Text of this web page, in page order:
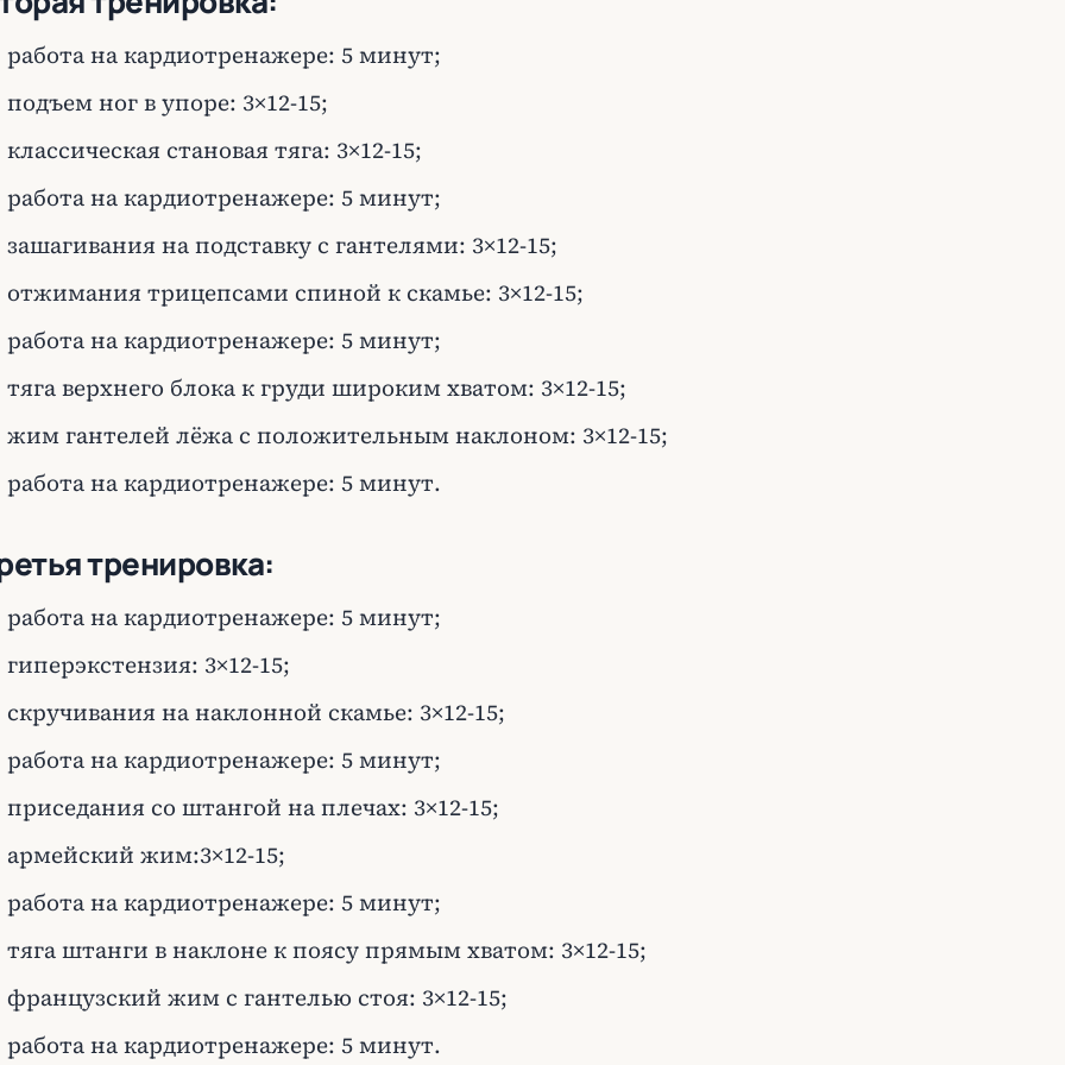
работа на кардиотренажере: 5 минут;
подъем ног в упоре: 3×12-15;
классическая становая тяга: 3×12-15;
работа на кардиотренажере: 5 минут;
зашагивания на подставку с гантелями: 3×12-15;
отжимания трицепсами спиной к скамье: 3×12-15;
работа на кардиотренажере: 5 минут;
тяга верхнего блока к груди широким хватом: 3×12-15;
жим гантелей лёжа с положительным наклоном: 3×12-15;
работа на кардиотренажере: 5 минут.
тренировка:
работа на кардиотренажере: 5 минут;
гиперэкстензия: 3×12-15;
скручивания на наклонной скамье: 3×12-15;
работа на кардиотренажере: 5 минут;
приседания со штангой на плечах: 3×12-15;
армейский жим:3×12-15;
работа на кардиотренажере: 5 минут;
тяга штанги в наклоне к поясу прямым хватом: 3×12-15;
французский жим с гантелью стоя: 3×12-15;
работа на кардиотренажере: 5 минут.